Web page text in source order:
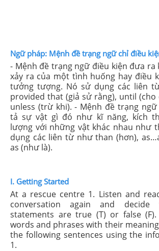
Ngữ pháp: Mệnh đề trạng ngữ chỉ điều
- Mệnh đề trạng ngữ điều kiện đưa ra
xảy ra của một tình huống hay điều
tưởng tượng. Nó sử dụng các liên
provided that (giả sử rằng), until (cho
unless (trừ khi). - Mệnh đề trạng
tả sự vật gì đó như kĩ năng, kích
lượng với những vật khác nhau như
dụng các liên từ như than (hơn),
as (như là).
I. Getting Started
At a rescue centre 1. Listen and
conversation again and decide
statements are true (T) or false
words and phrases with their
the following sentences using the
1.